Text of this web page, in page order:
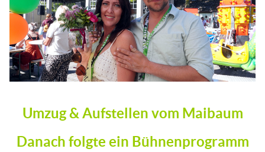
Umzug & Aufstellen vom Maibaum
Danach folgte ein Bühnenprogramm